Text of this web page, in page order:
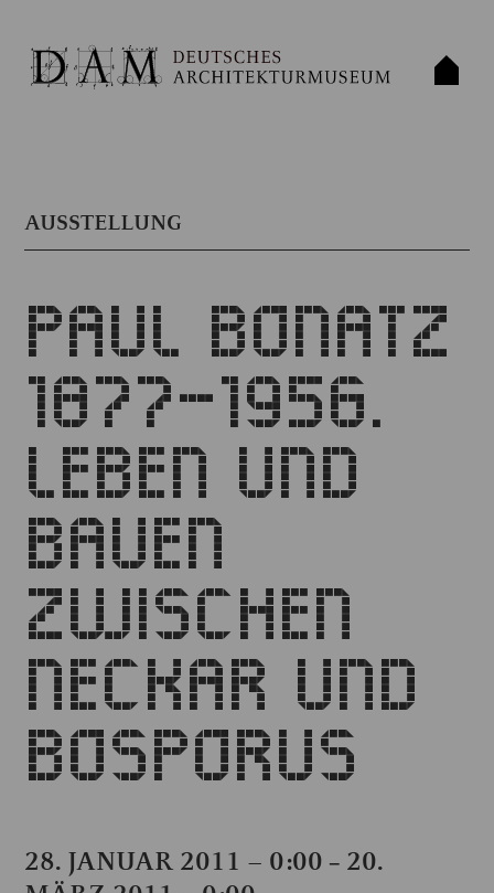
AUSSTELLUNG
PAUL BONATZ
1877–1956.
LEBEN UND
BAUEN
ZWISCHEN
NECKAR UND
BOSPORUS
28. JANUAR 2011 – 0:00 – 20.